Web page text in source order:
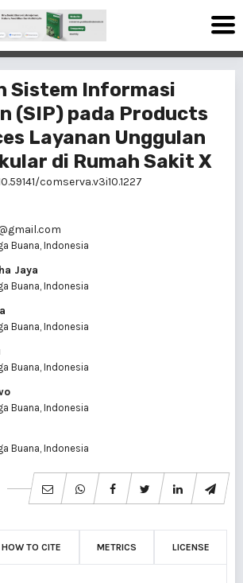
Sistem Informasi
(SIP) pada Products
Layanan Unggulan
di Rumah Sakit X
comserva.v3i10.1227
Buana, Indonesia
Jaya
Buana, Indonesia
Buana, Indonesia
Buana, Indonesia
Buana, Indonesia
Buana, Indonesia
HOW TO CITE METRICS LICENSE